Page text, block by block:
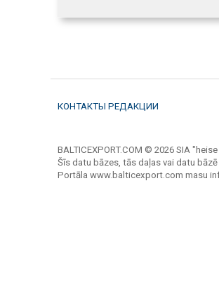
КОНТАКТЫ РЕДАКЦИИ
BALTICEXPORT.COM © 2026 SIA
Šīs datu bāzes, tās daļas vai datu
Portāla www.balticexport.com masu